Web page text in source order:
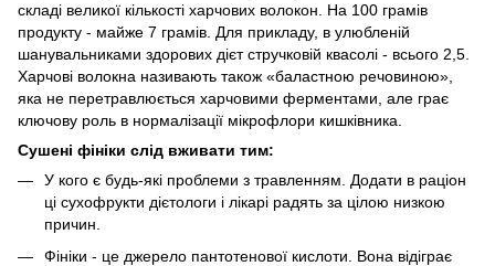
складі великої кількості харчових волокон. На 100 грамів
продукту - майже 7 грамів. Для прикладу, в улюбленій
шанувальниками здорових дієт стручковій квасолі - всього 2,5.
Харчові волокна називають також «баластною речовиною»,
яка не перетравлюється харчовими ферментами, але грає
ключову роль в нормалізації мікрофлори кишківника.
Сушені фініки слід вживати тим:
У кого є будь-які проблеми з травленням. Додати в раціон
ці сухофрукти дієтологи і лікарі радять за цілою низкою
причин.
Фініки - це джерело пантотенової кислоти. Вона відіграє